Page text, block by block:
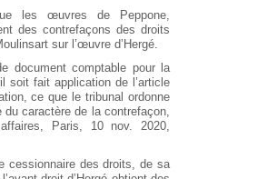
les œuvres de Peppone,
des contrefaçons des droits
sur l’œuvre d’Hergé.
document comptable pour la
soit fait application de l’article
ce que le tribunal ordonne
caractère de la contrefaçon,
Paris, 10 nov. 2020,
cessionnaire des droits, de sa